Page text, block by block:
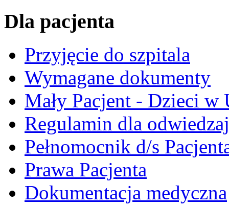
Dla pacjenta
Przyjęcie do szpitala
Wymagane dokumenty
Mały Pacjent - Dzieci w
Regulamin dla
Pełnomocnik d/s
Prawa Pacjenta
Dokumentacja medyczna